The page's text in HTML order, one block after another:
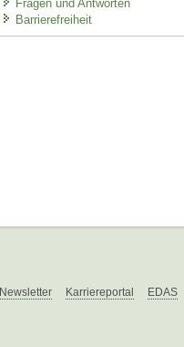
Fragen und Antworten
Barrierefreiheit
Newsletter Karriereportal EDAS